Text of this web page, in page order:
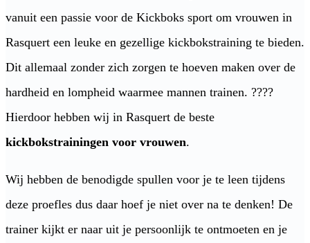
vanuit een passie voor de Kickboks sport om vrouwen in
Rasquert een leuke en gezellige kickbokstraining te bieden.
Dit allemaal zonder zich zorgen te hoeven maken over de
hardheid en lompheid waarmee mannen trainen. ????
Hierdoor hebben wij in Rasquert de beste
kickbokstrainingen voor vrouwen.
Wij hebben de benodigde spullen voor je te leen tijdens
deze proefles dus daar hoef je niet over na te denken! De
trainer kijkt er naar uit je persoonlijk te ontmoeten en je